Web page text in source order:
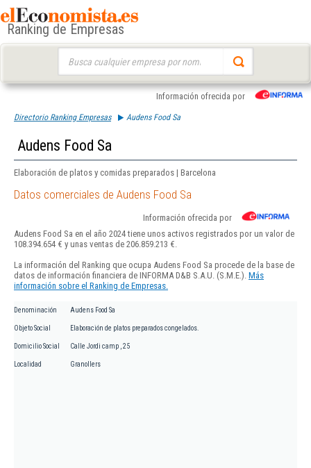
Ranking de Empresas
Información ofrecida por
Directorio Ranking Empresas Audens Food Sa
Audens Food Sa
Elaboración de platos y comidas preparados | Barcelona
Datos comerciales de Audens Food Sa
Información ofrecida por
Audens Food Sa en el año 2024 tiene unos activos registrados por un valor de
108.394.654 € y unas ventas de 206.859.213 €.
La información del Ranking que ocupa Audens Food Sa procede de la base de
datos de información financiera de INFORMA D&B S.A.U. (S.M.E.). Más
información sobre el Ranking de Empresas.
Denominación Audens Food Sa
Objeto Social Elaboración de platos preparados congelados.
Domicilio Social Calle Jordi camp , 25
Localidad Granollers